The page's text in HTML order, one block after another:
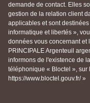
demande de contact. Elles
gestion de la relation client
applicables et sont
informatique et libertés »,
données vous concernant et
PRINCIPALE Argenteuil
informons de l'existence de
téléphonique « Bloctel »,
https://www.bloctel.gouv.fr/ »